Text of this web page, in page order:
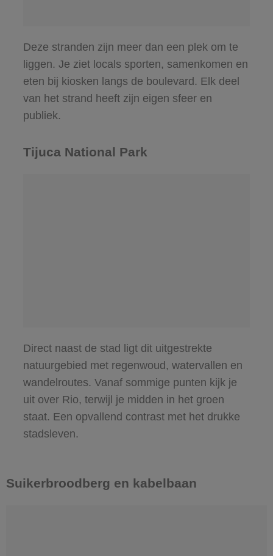
Deze stranden zijn meer dan een plek om te
liggen. Je ziet locals sporten, samenkomen en
eten bij kiosken langs de boulevard. Elk deel
van het strand heeft zijn eigen sfeer en
publiek.
Tijuca National Park
Direct naast de stad ligt dit uitgestrekte
natuurgebied met regenwoud, watervallen en
wandelroutes. Vanaf sommige punten kijk je
uit over Rio, terwijl je midden in het groen
staat. Een opvallend contrast met het drukke
stadsleven.
Suikerbroodberg en kabelbaan